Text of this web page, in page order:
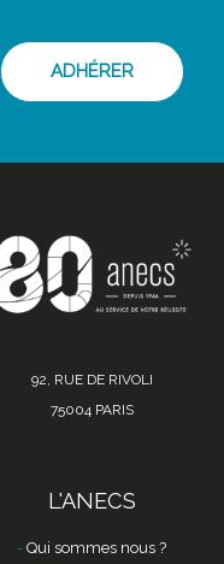
ADHÉRER
92, RUE DE RIVOLI
75004 PARIS
L'ANECS
Qui sommes nous ?